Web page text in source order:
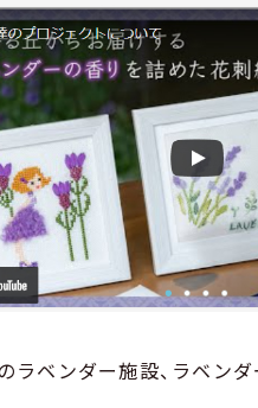
ラベンダー施設、ラベン